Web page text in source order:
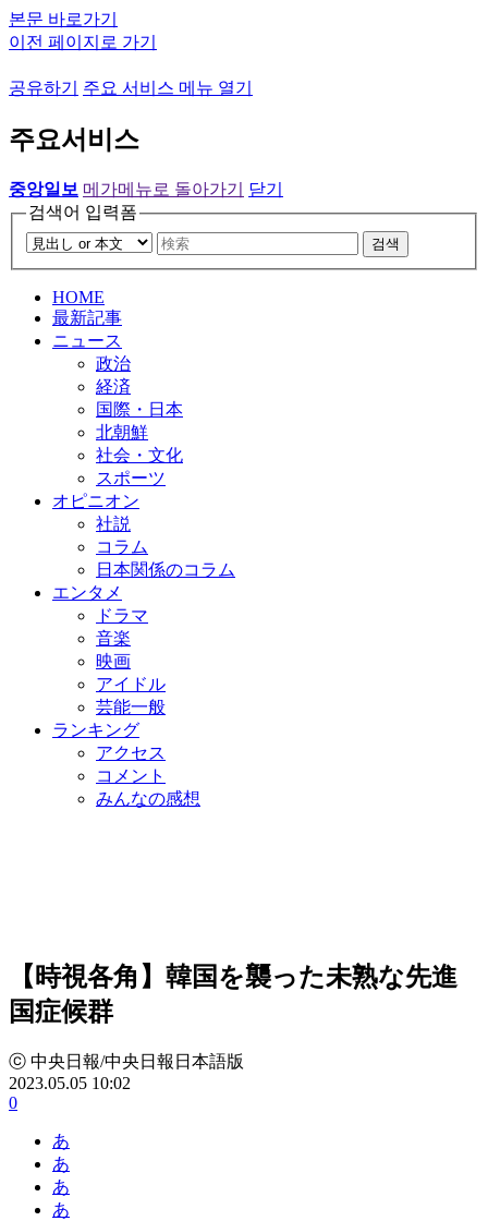
본문 바로가기
이전 페이지로 가기
공유하기 주요 서비스 메뉴 열기
주요서비스
중앙일보 메가메뉴로 돌아가기
닫기
검색어 입력폼
검색
HOME
最新記事
ニュース
政治
経済
国際・日本
北朝鮮
社会・文化
スポーツ
オピニオン
社説
コラム
日本関係のコラム
エンタメ
ドラマ
音楽
映画
アイドル
芸能一般
ランキング
アクセス
コメント
みんなの感想
【時視各角】韓国を襲った未熟な先進
国症候群
ⓒ 中央日報/中央日報日本語版
2023.05.05 10:02
0
あ
あ
あ
あ